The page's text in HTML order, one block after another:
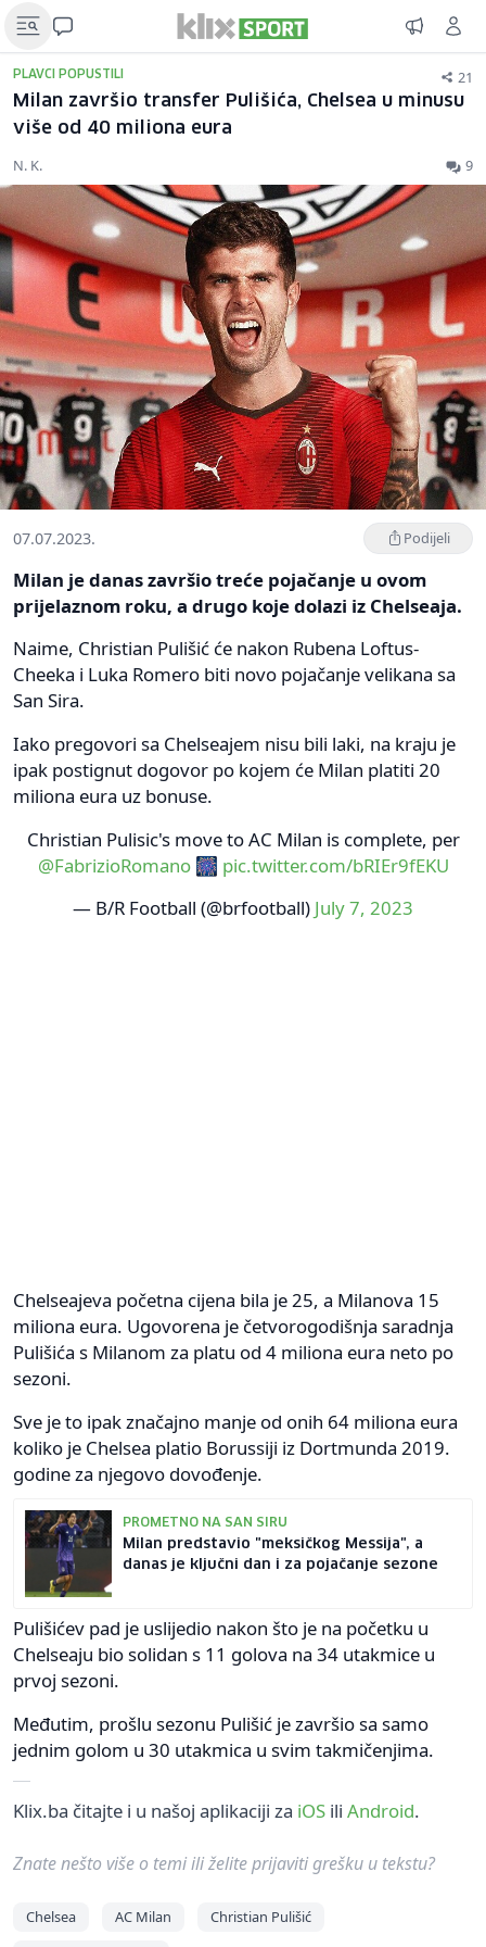
PLAVCI POPUSTILI 21
Milan završio transfer Pulišića, Chelsea u minusu
više od 40 miliona eura
N. K. 9
07.07.2023. Podijeli
Milan je danas završio treće pojačanje u ovom
prijelaznom roku, a drugo koje dolazi iz Chelseaja.
Naime, Christian Pulišić će nakon Rubena Loftus-
Cheeka i Luka Romero biti novo pojačanje velikana sa
San Sira.
Iako pregovori sa Chelseajem nisu bili laki, na kraju je
ipak postignut dogovor po kojem će Milan platiti 20
miliona eura uz bonuse.
Christian Pulisic's move to AC Milan is complete, per
@FabrizioRomano🎆 pic.twitter.com/bRIEr9fEKU
— B/R Football (@brfootball) July 7, 2023
Chelseajeva početna cijena bila je 25, a Milanova 15
miliona eura. Ugovorena je četvorogodišnja saradnja
Pulišića s Milanom za platu od 4 miliona eura neto po
sezoni.
Sve je to ipak značajno manje od onih 64 miliona eura
koliko je Chelsea platio Borussiji iz Dortmunda 2019.
godine za njegovo dovođenje.
PROMETNO NA SAN SIRU
Milan predstavio "meksičkog Messija", a
danas je ključni dan i za pojačanje sezone
Pulišićev pad je uslijedio nakon što je na početku u
Chelseaju bio solidan s 11 golova na 34 utakmice u
prvoj sezoni.
Međutim, prošlu sezonu Pulišić je završio sa samo
jednim golom u 30 utakmica u svim takmičenjima.
Klix.ba čitajte i u našoj aplikaciji za iOS ili Android.
Znate nešto više o temi ili želite prijaviti grešku u tekstu?
Chelsea AC Milan
Christian Pulišić